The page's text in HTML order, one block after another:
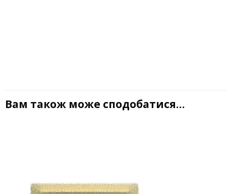
Вам також може сподобатися…